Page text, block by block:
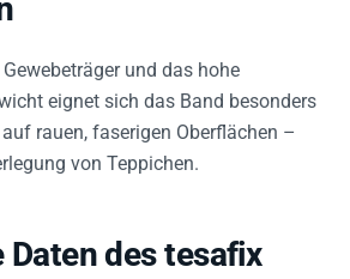
und das hohe
eignet sich das Band besonders
rauen, faserigen Oberflächen –
von Teppichen.
Daten des tesafix